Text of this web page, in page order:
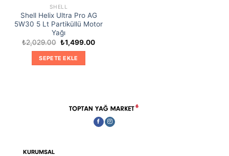
SHELL
Shell Helix Ultra Pro AG
5W30 5 Lt Partiküllü Motor
Yağı
₺2,029.00 Orijinal
fiyat:
₺2,029.00.
₺1,499.00Şu
SEPETE EKLE
KURUMSAL